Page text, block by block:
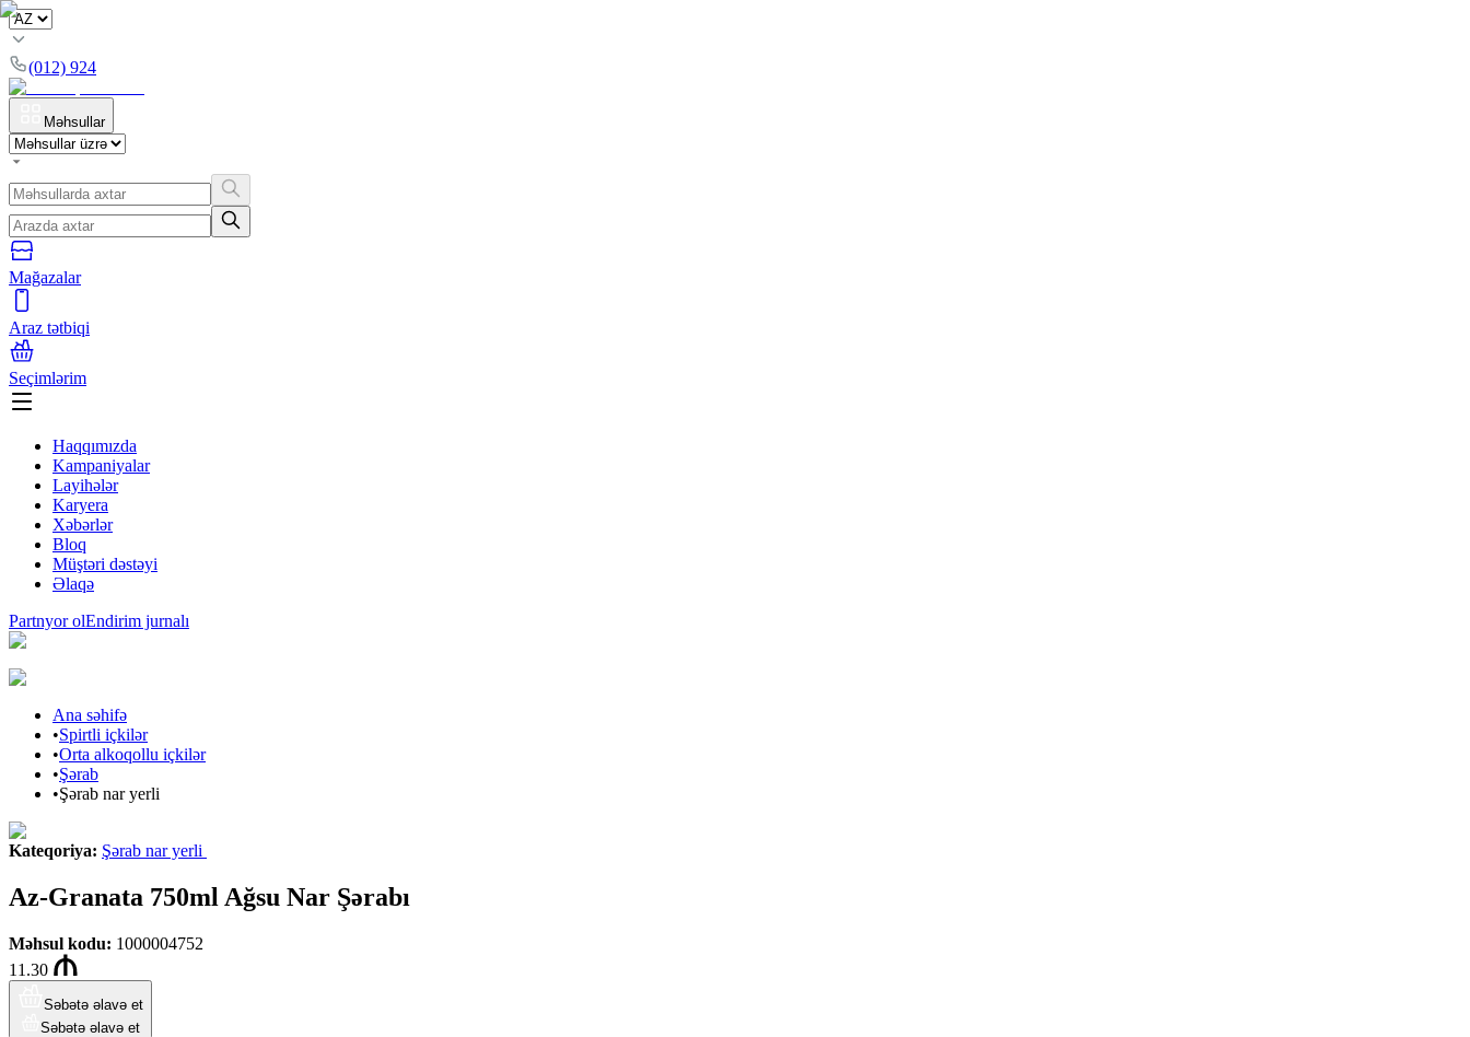
(012) 924
Məhsullar
Mağazalar
Araz tətbiqi
Seçimlərim
Haqqımızda
Kampaniyalar
Layihələr
Karyera
Xəbərlər
Bloq
Müştəri dəstəyi
Əlaqə
Partnyor olEndirim jurnalı
Ana səhifə
•Spirtli içkilər
•Orta alkoqollu içkilər
•Şərab
•Şərab nar yerli
Kateqoriya: Şərab nar yerli
Az-Granata 750ml Ağsu Nar Şərabı
Məhsul kodu: 1000004752
11.30
Səbətə əlavə et
Səbətə əlavə et